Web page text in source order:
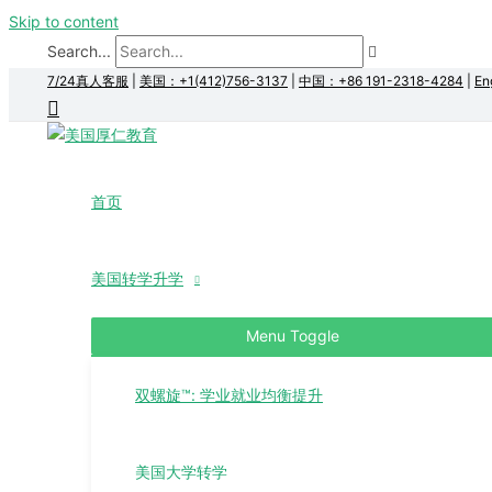
Skip to content
Search...
7/24真人客服 美国：+1(412)756-3137 中国：+86 191-2318-4284
首页
美国转学升学
Menu Toggle
双螺旋™: 学业就业均衡提升
美国大学转学